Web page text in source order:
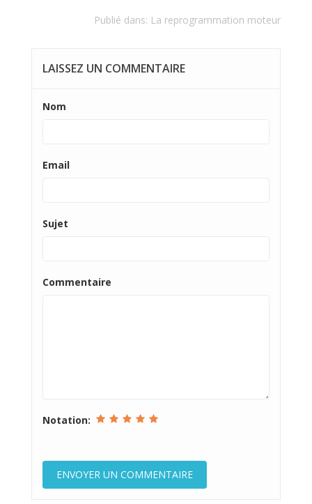
Publié dans: La reprogrammation moteur
LAISSEZ UN COMMENTAIRE
Nom
Email
Sujet
Commentaire
Notation: